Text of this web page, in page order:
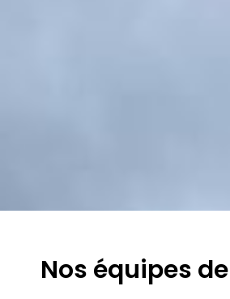
Nos équipes